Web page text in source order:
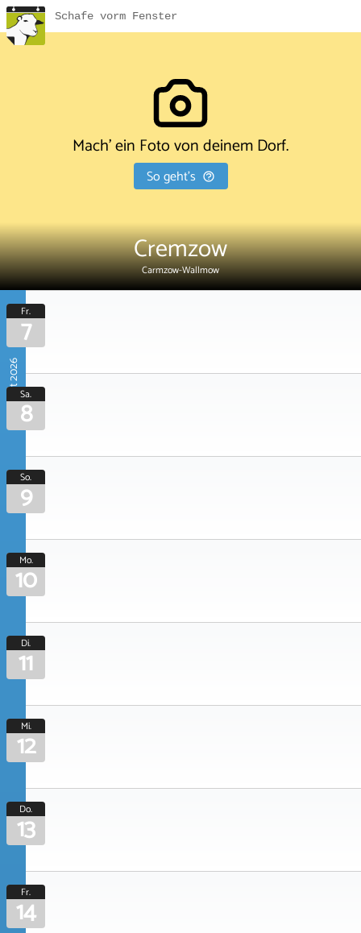
Schafe vorm Fenster
Mach' ein Foto von deinem Dorf.
So geht's
Cremzow
Carmzow-Wallmow
August 2026
Fr.
7
Sa.
8
So.
9
Mo.
10
Di.
11
Mi.
12
Do.
13
Fr.
14